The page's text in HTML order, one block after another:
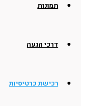
תמונות
דרכי הגעה
רכישת כרטיסיות